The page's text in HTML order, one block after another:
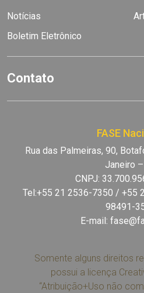
Notícias
Boletim Eletrônico
Contato
FASE
Rua das Palmeiras, 90,
Janeiro
CNPJ:
Tel:+55 21 2536-7350 / +55
98491-
E-mail:
Somente alguns direitos
possui a licença
“Atribuição+Uso não